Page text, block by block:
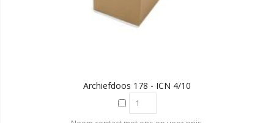
Archiefdoos 178 - ICN 4/10